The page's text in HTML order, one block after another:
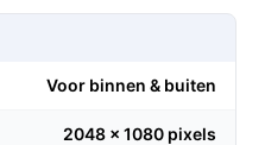
en lokale opslag
Voor binnen & buiten
2048 x 1080 pixels